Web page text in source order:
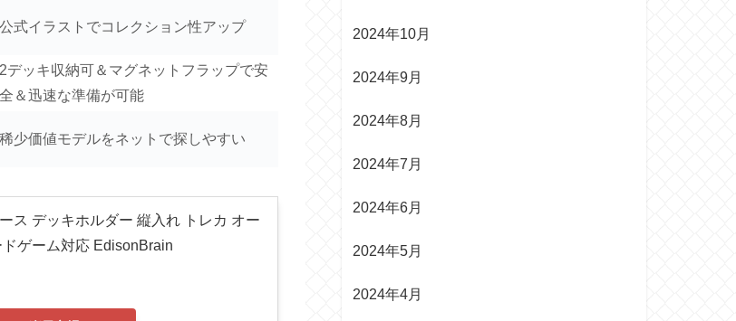
公式イラストでコレクション性アップ
2デッキ収納可＆マグネットフラップで安
全＆迅速な準備が可能
稀少価値モデルをネットで探しやすい
ス デッキホルダー 縦入れ トレカ オー
ゲーム対応 EdisonBrain
2024年10月
2024年9月
2024年8月
2024年7月
2024年6月
2024年5月
2024年4月